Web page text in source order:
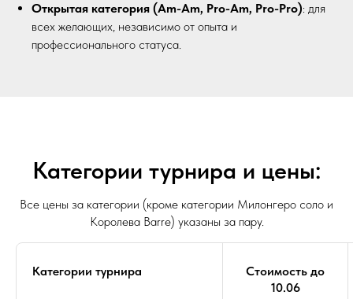
Открытая категория (Am-Am, Pro-Am, Pro-Pro): для
всех желающих, независимо от опыта и
профессионального статуса.
Категории турнира и цены:
Все цены за категории (кроме категории Милонгеро соло и
Королева Barre) указаны за пару.
Категории турнира
Стоимость до
10.06